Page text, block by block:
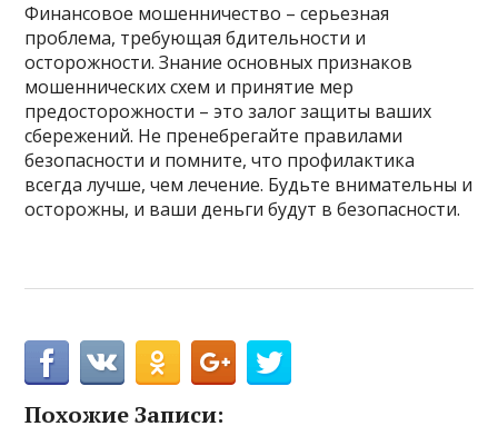
Финансовое мошенничество – серьезная
проблема, требующая бдительности и
осторожности. Знание основных признаков
мошеннических схем и принятие мер
предосторожности – это залог защиты ваших
сбережений. Не пренебрегайте правилами
безопасности и помните, что профилактика
всегда лучше, чем лечение. Будьте внимательны и
осторожны, и ваши деньги будут в безопасности.
Похожие Записи: